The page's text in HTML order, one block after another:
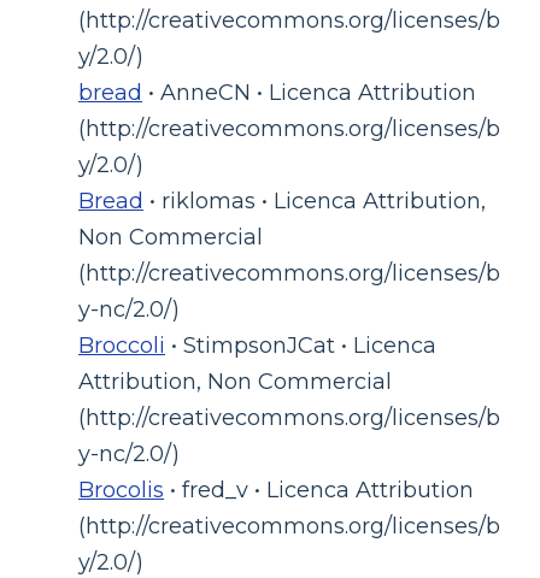
(http://creativecommons.org/licenses/b
y/2.0/)
bread • AnneCN • Licenca Attribution
(http://creativecommons.org/licenses/b
y/2.0/)
Bread • riklomas • Licenca Attribution,
Non Commercial
(http://creativecommons.org/licenses/b
y-nc/2.0/)
Broccoli • StimpsonJCat • Licenca
Attribution, Non Commercial
(http://creativecommons.org/licenses/b
y-nc/2.0/)
Brocolis • fred_v • Licenca Attribution
(http://creativecommons.org/licenses/b
y/2.0/)